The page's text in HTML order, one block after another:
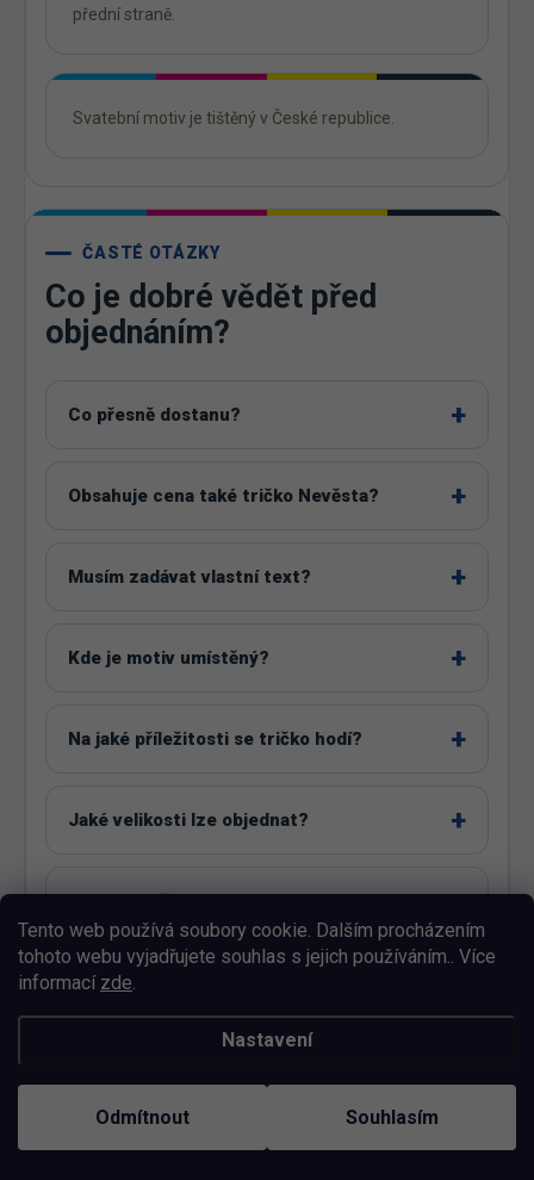
Tento web používá soubory cookie. Dalším procházením
tohoto webu vyjadřujete souhlas s jejich používáním.. Více
informací zde.
Nastavení
Odmítnout Souhlasím
přední straně.
Svatební motiv je tištěný v České republice.
ČASTÉ OTÁZKY
Co je dobré vědět před
objednáním?
Co přesně dostanu?
Obsahuje cena také tričko Nevěsta?
Musím zadávat vlastní text?
Kde je motiv umístěný?
Na jaké příležitosti se tričko hodí?
Jaké velikosti lze objednat?
Jak správně vybrat velikost?
Co zvolit mezi dvěma velikostmi?
velikostech?